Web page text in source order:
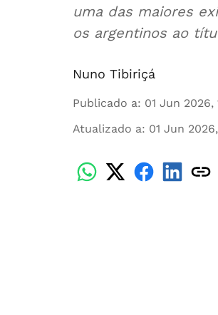
uma das maiores
os argentinos ao
Nuno Tibiriçá
Publicado a: 01 Jun 2026,
Atualizado a: 01 Jun